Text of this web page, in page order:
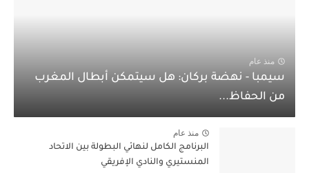
منذ عام
سيمبا - نهضة بركان: هل سيتمكن أبطال المغرب
من الحفاظ...
منذ عام
البرنامج الكامل لنهائي البطولة بين الاتحاد
المنستيري والنادي الإفريقي